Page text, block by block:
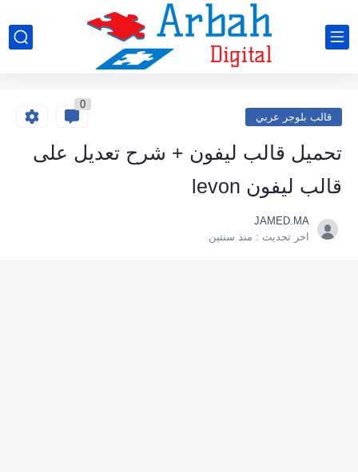
قالب بلوجر عربي
0
تحميل قالب ليفون + شرح تعديل على
قالب ليفون levon
JAMED.MA
اخر تحديث : منذ سنتين